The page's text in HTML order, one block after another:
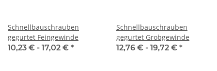
Schnellbauschrauben
gegurtet Feingewinde
10,23 € - 17,02 € *
Schnellbauschrauben
gegurtet Grobgewinde
12,76 € - 19,72 € *